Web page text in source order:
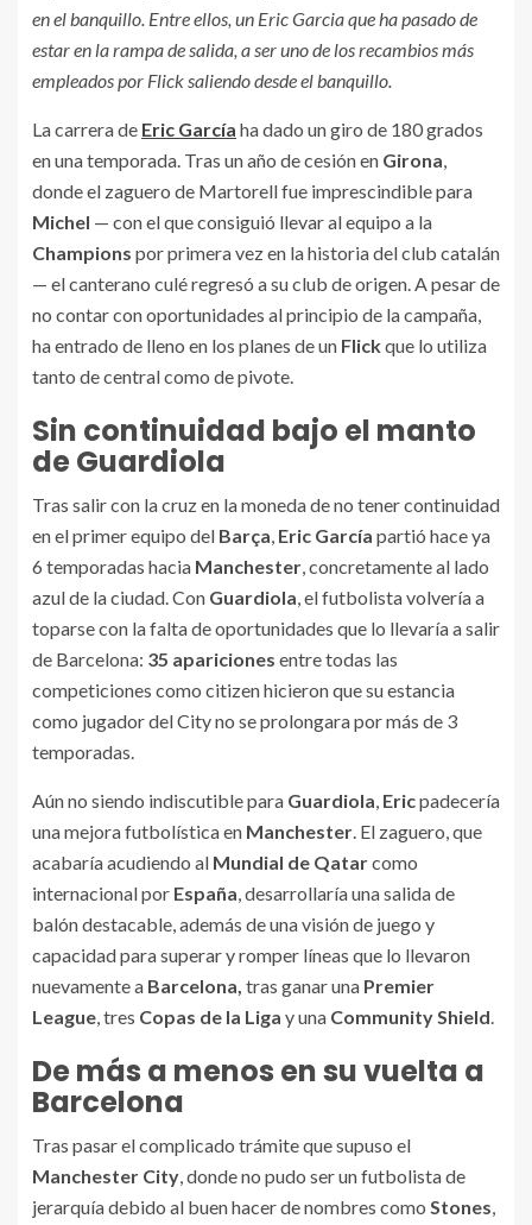
en el banquillo. Entre ellos, un Eric Garcia que ha pasado de
estar en la rampa de salida, a ser uno de los recambios más
empleados por Flick saliendo desde el banquillo.
La carrera de Eric García ha dado un giro de 180 grados
en una temporada. Tras un año de cesión en Girona,
donde el zaguero de Martorell fue imprescindible para
Michel — con el que consiguió llevar al equipo a la
Champions por primera vez en la historia del club catalán
— el canterano culé regresó a su club de origen. A pesar de
no contar con oportunidades al principio de la campaña,
ha entrado de lleno en los planes de un Flickque lo utiliza
tanto de central como de pivote.
Sin continuidad bajo el manto
de Guardiola
Tras salir con la cruz en la moneda de no tener continuidad
en el primer equipo del Barça, Eric García partió hace ya
6 temporadas hacia Manchester, concretamente al lado
azul de la ciudad. Con Guardiola, el futbolista volvería a
toparse con la falta de oportunidades que lo llevaría a salir
de Barcelona: 35 apariciones entre todas las
competiciones como citizen hicieron que su estancia
como jugador del City no se prolongara por más de 3
temporadas.
Aún no siendo indiscutible para Guardiola, Ericpadecería
una mejora futbolística en Manchester. El zaguero, que
acabaría acudiendo al Mundial de Qatarcomo
internacional por España, desarrollaría una salida de
balón destacable, además de una visión de juego y
capacidad para superar y romper líneas que lo llevaron
nuevamente a Barcelona, tras ganar una Premier
League, tres Copas de la Liga y una Community Shield.
De más a menos en su vuelta a
Barcelona
Tras pasar el complicado trámite que supuso el
Manchester City, donde no pudo ser un futbolista de
jerarquía debido al buen hacer de nombres como Stones,